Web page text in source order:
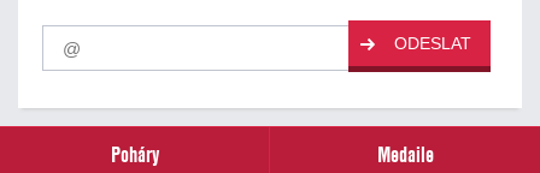
Pro
odběr
našich
ODESLAT
Poháry
Medaile